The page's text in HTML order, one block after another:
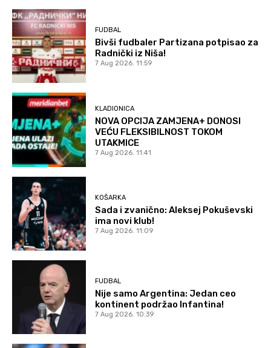
FUDBAL
Bivši fudbaler Partizana potpisao za
Radnički iz Niša!
7 Aug 2026. 11:59
KLADIONICA
NOVA OPCIJA ZAMJENA+ DONOSI
VEĆU FLEKSIBILNOST TOKOM
UTAKMICE
7 Aug 2026. 11:41
KOŠARKA
Sada i zvanično: Aleksej Pokuševski
ima novi klub!
7 Aug 2026. 11:09
FUDBAL
Nije samo Argentina: Jedan ceo
kontinent podržao Infantina!
7 Aug 2026. 10:39